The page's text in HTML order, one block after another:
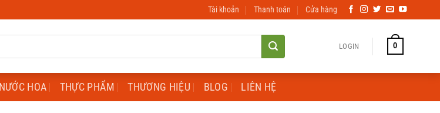
Tài khoản Thanh toán Cửa hàng
LOGIN 0
NƯỚC HOA THỰC PHẨM THƯƠNG HIỆU BLOG LIÊN HỆ